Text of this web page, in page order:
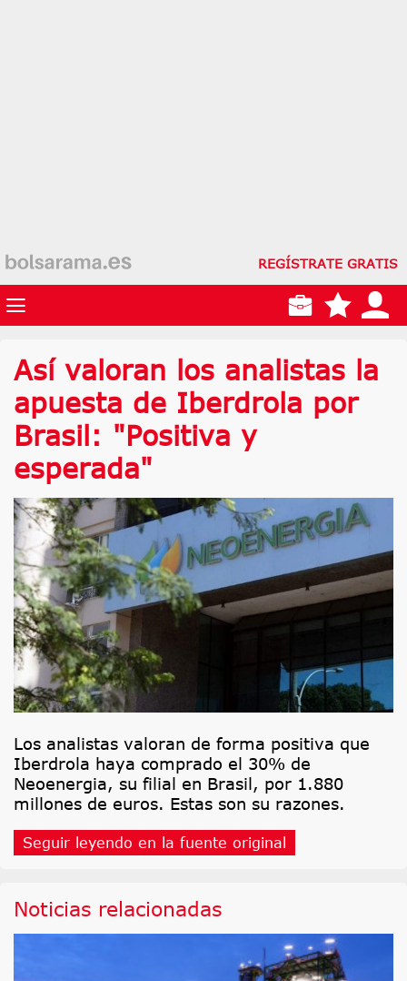
REGÍSTRATE GRATIS
Así valoran los analistas la
apuesta de Iberdrola por
Brasil: "Positiva y
esperada"
Los analistas valoran de forma positiva que
Iberdrola haya comprado el 30% de
Neoenergia, su filial en Brasil, por 1.880
millones de euros. Estas son su razones.
Seguir leyendo en la fuente original
Noticias relacionadas